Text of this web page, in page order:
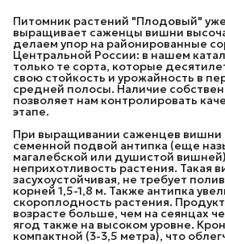
Питомник растений "Плодовый"
выращивает саженцы вишни
делаем упор на районированные
Центральной России: в нашем
только те сорта, которые
свою стойкость и урожайность в
средней полосы. Наличие
позволяет нам контролировать
этапе.
При выращивании саженцев вишни
семенной подвой антипка (еще
магалебской или душистой
неприхотливость растения. Такая
засухоустойчивая, не требует
корней 1,5-1,8 м. Также антипка
скороплодность растения.
возрасте больше, чем на сеянцах
ягод также на высоком уровне.
компактной (3-3,5 метра), что